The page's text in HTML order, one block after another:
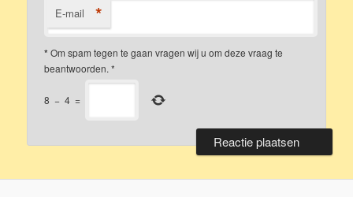
E-mail *
*Om spam tegen te gaan vragen wij u om deze vraag te
beantwoorden. *
8 − 4 =